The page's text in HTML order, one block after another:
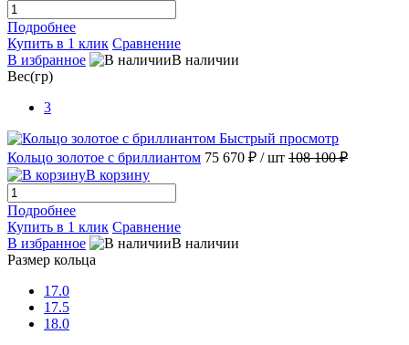
Подробнее
Купить в 1 клик Сравнение
В избранное
В наличии
Вес(гр)
3
Быстрый просмотр
Кольцо золотое с бриллиантом 75 670 ₽ / шт 108 100 ₽
В корзину
Подробнее
Купить в 1 клик Сравнение
В избранное
В наличии
Размер кольца
17.0
17.5
18.0